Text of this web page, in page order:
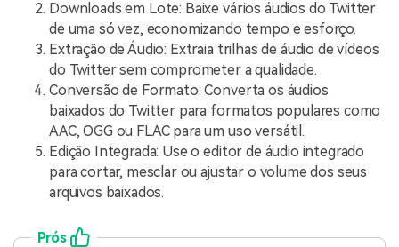
Downloads em Lote: Baixe vários áudios do Twitter
de uma só vez, economizando tempo e esforço.
Extração de Áudio: Extraia trilhas de áudio de vídeos
do Twitter sem comprometer a qualidade.
Conversão de Formato: Converta os áudios
baixados do Twitter para formatos populares como
AAC, OGG ou FLAC para um uso versátil.
Edição Integrada: Use o editor de áudio integrado
para cortar, mesclar ou ajustar o volume dos seus
arquivos baixados.
Prós